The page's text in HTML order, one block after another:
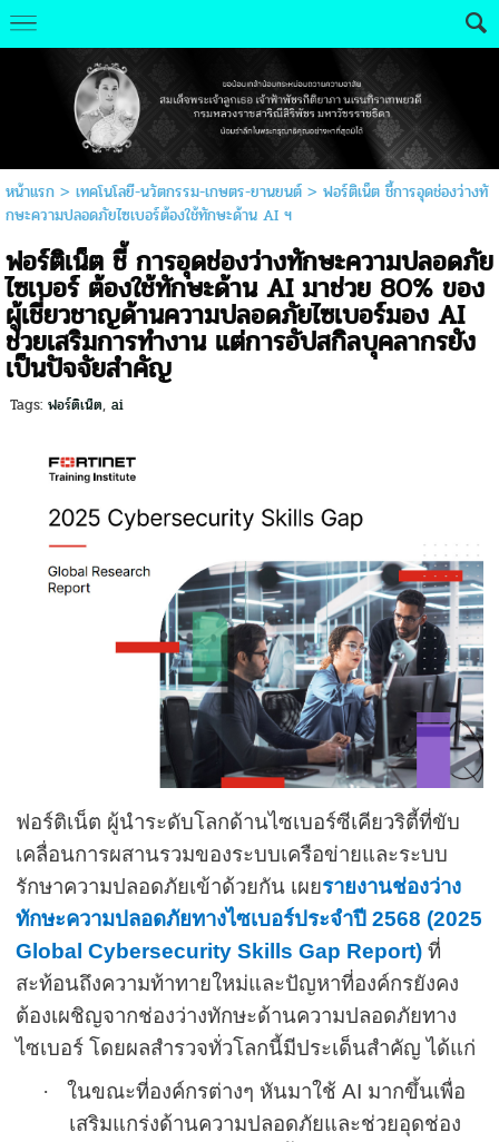
หน้าแรก> เทคโนโลยี-นวัตกรรม-เกษตร-ยานยนต์> ฟอร์ติเน็ต ชี้การอุดช่องว่างทั
กษะความปลอดภัยไซเบอร์ต้องใช้ทักษะด้าน AI ฯ
ฟอร์ติเน็ต ชี้ การอุดช่องว่างทักษะความปลอดภัย
ไซเบอร์ ต้องใช้ทักษะด้าน AI มาช่วย 80% ของ
ผู้เชี่ยวชาญด้านความปลอดภัยไซเบอร์มอง AI
ช่วยเสริมการทำงาน แต่การอัปสกิลบุคลากรยัง
เป็นปัจจัยสำคัญ
Tags: ฟอร์ติเน็ต, ai
ฟอร์ติเน็ต ผู้นำระดับโลกด้านไซเบอร์ซีเคียวริตี้ที่ขับ
เคลื่อนการผสานรวมของระบบเครือข่ายและระบบ
รักษาความปลอดภัยเข้าด้วยกัน เผยรายงานช่องว่าง
ทักษะความปลอดภัยทางไซเบอร์ประจำปี2568 (2025
Global Cybersecurity Skills Gap Report) ที่
สะท้อนถึงความท้าทายใหม่และปัญหาที่องค์กรยังคง
ต้องเผชิญจากช่องว่างทักษะด้านความปลอดภัยทาง
ไซเบอร์ โดยผลสำรวจทั่วโลกนี้มีประเด็นสำคัญ ได้แก่
·
ในขณะที่องค์กรต่างๆ หันมาใช้AI มากขึ้นเพื่อ
เสริมแกร่งด้านความปลอดภัยและช่วยอุดช่อง